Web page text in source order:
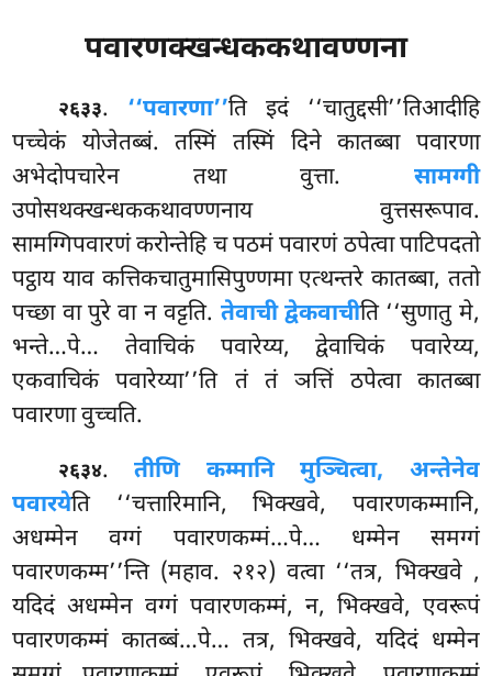
पवारणक्खन्धककथावण्णना
२६३३. ‘‘पवारणा’’ति इदं ‘‘चातुद्दसी’’तिआदीहि
पच्चेकं योजेतब्बं. तस्मिं तस्मिं दिने कातब्बा पवारणा
अभेदोपचारेन तथा वुत्ता. सामग्गी
उपोसथक्खन्धककथावण्णनाय वुत्तसरूपाव.
सामग्गिपवारणं करोन्तेहि च पठमं पवारणं ठपेत्वा पाटिपदतो
पट्ठाय याव कत्तिकचातुमासिपुण्णमा एत्थन्तरे कातब्बा, ततो
पच्छा वा पुरे वा न वट्टति. तेवाची द्वेकवाचीति ‘‘सुणातु मे,
भन्ते…पे… तेवाचिकं पवारेय्य, द्वेवाचिकं पवारेय्य,
एकवाचिकं पवारेय्या’’ति तं तं ञत्तिं ठपेत्वा कातब्बा
पवारणा वुच्चति.
२६३४.तीणि कम्मानि मुञ्चित्वा, अन्तेनेव
पवारयेति ‘‘चत्तारिमानि, भिक्खवे, पवारणकम्मानि,
अधम्मेन वग्गं पवारणकम्मं…पे… धम्मेन समग्गं
पवारणकम्म’’न्ति (महाव. २१२) वत्वा ‘‘तत्र, भिक्खवे ,
यदिदं अधम्मेन वग्गं पवारणकम्मं, न, भिक्खवे, एवरूपं
पवारणकम्मं कातब्बं…पे… तत्र, भिक्खवे, यदिदं धम्मेन